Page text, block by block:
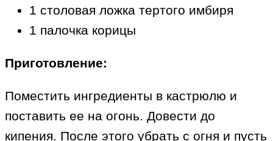
1 столовая ложка тертого имбиря
1 палочка корицы
Приготовление:
Поместить ингредиенты в кастрюлю и
поставить ее на огонь. Довести до
кипения. После этого убрать с огня и пусть